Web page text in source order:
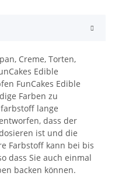
Creme, Torten,
Edible
FunCakes Edible
Farben zu
lange
dass der
ist und die
Farbstoff kann bei bis
dass Sie auch einmal
backen können.